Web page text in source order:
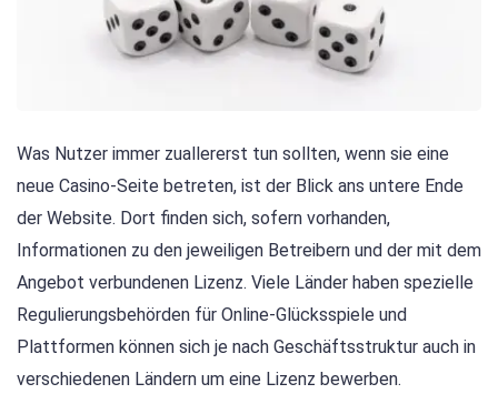
Was Nutzer immer zuallererst tun sollten, wenn sie eine
neue Casino-Seite betreten, ist der Blick ans untere Ende
der Website. Dort finden sich, sofern vorhanden,
Informationen zu den jeweiligen Betreibern und der mit dem
Angebot verbundenen Lizenz. Viele Länder haben spezielle
Regulierungsbehörden für Online-Glücksspiele und
Plattformen können sich je nach Geschäftsstruktur auch in
verschiedenen Ländern um eine Lizenz bewerben.